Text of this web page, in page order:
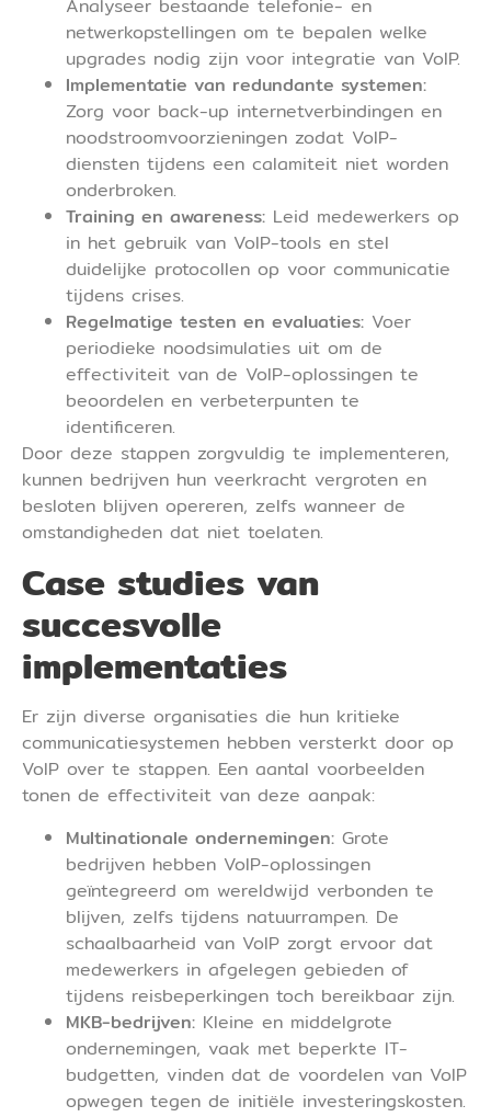
Analyseer bestaande telefonie- en
netwerkopstellingen om te bepalen welke
upgrades nodig zijn voor integratie van VoIP.
Implementatie van redundante systemen:
Zorg voor back-up internetverbindingen en
noodstroomvoorzieningen zodat VoIP-
diensten tijdens een calamiteit niet worden
onderbroken.
Training en awareness: Leid medewerkers op
in het gebruik van VoIP-tools en stel
duidelijke protocollen op voor communicatie
tijdens crises.
Regelmatige testen en evaluaties: Voer
periodieke noodsimulaties uit om de
effectiviteit van de VoIP-oplossingen te
beoordelen en verbeterpunten te
identificeren.
Door deze stappen zorgvuldig te implementeren,
kunnen bedrijven hun veerkracht vergroten en
besloten blijven opereren, zelfs wanneer de
omstandigheden dat niet toelaten.
Case studies van
succesvolle
implementaties
Er zijn diverse organisaties die hun kritieke
communicatiesystemen hebben versterkt door op
VoIP over te stappen. Een aantal voorbeelden
tonen de effectiviteit van deze aanpak:
Multinationale ondernemingen: Grote
bedrijven hebben VoIP-oplossingen
geïntegreerd om wereldwijd verbonden te
blijven, zelfs tijdens natuurrampen. De
schaalbaarheid van VoIP zorgt ervoor dat
medewerkers in afgelegen gebieden of
tijdens reisbeperkingen toch bereikbaar zijn.
MKB-bedrijven: Kleine en middelgrote
ondernemingen, vaak met beperkte IT-
budgetten, vinden dat de voordelen van VoIP
opwegen tegen de initiële investeringskosten.